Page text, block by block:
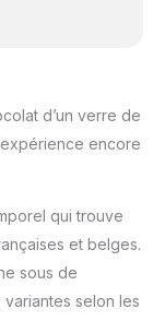
d’un verre de
encore
qui trouve
et belges.
sous de
selon les